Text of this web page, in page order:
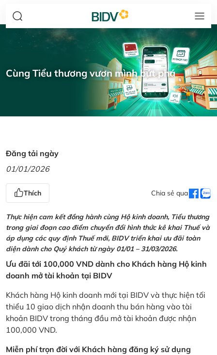
Cùng Tiểu thương vươn mình bứt phá
Đăng tải ngày
01/01/2026
Thích Chia sẻ qua
Thực hiện cam kết đồng hành cùng Hộ kinh doanh, Tiểu thương
trong giai đoạn cao điểm chuyển đổi hình thức kê khai Thuế và
áp dụng các quy định Thuế mới, BIDV triển khai ưu đãi toàn
diện dành cho Quý khách từ ngày 01/01 – 31/03/2026.
Ưu đãi tới 100,000 VND dành cho Khách hàng Hộ kinh
doanh mở tài khoản tại BIDV
Khách hàng Hộ kinh doanh mới tại BIDV và thực hiện tối
thiểu 10 giao dịch nhận doanh thu bán hàng vào tài
khoản BIDV trong tháng đầu mở tài khoản được nhận
100,000 VND.
Miễn phí trọn đời với Khách hàng đăng ký sử dụng